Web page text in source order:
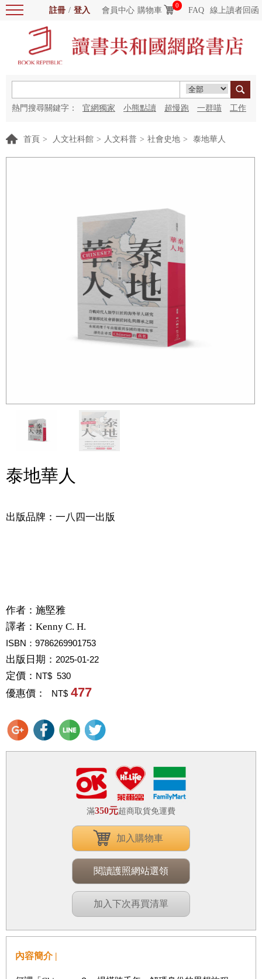
註冊 / 登入 會員中心 購物車
0
FAQ 線上讀者回函
熱門搜尋關鍵字： 官網獨家 小熊點讀 超慢跑 一群喵 工作
首頁 > 人文社科館 > 人文科普 > 社會史地 > 泰地華人
泰地華人
出版品牌：一八四一出版
作者： 施堅雅
譯者： Kenny C. H.
ISBN：9786269901753
出版日期： 2025-01-22
定價： NT$ 530
優惠價： NT$ 477
滿350元超商取貨免運費
加入購物車
閱讀護照網站選領
加入下次再買清單
內容簡介 |